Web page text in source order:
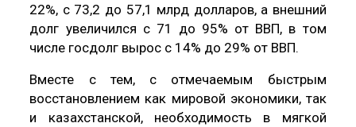
22%, с 73,2 до 57,1 млрд долларов, а внешний
долг увеличился с 71 до 95% от ВВП, в том
числе госдолг вырос с 14% до 29% от ВВП.
Вместе с тем, с отмечаемым быстрым
восстановлением как мировой экономики, так
и казахстанской, необходимость в мягкой